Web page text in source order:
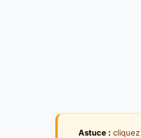
Astuce :cliquez